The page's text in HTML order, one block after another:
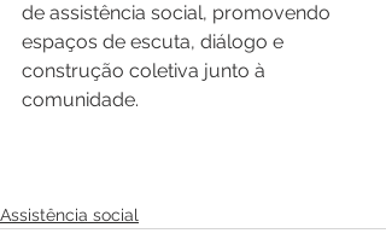
de assistência social, promovendo
espaços de escuta, diálogo e
construção coletiva junto à
comunidade.
Assistência social